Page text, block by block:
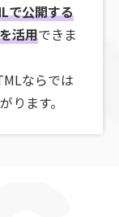
で公開する
活用できま
ならでは
ります。